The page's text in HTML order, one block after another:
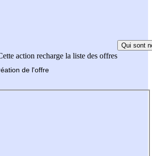
action recharge la liste des offres
Qui sont
de l'offre